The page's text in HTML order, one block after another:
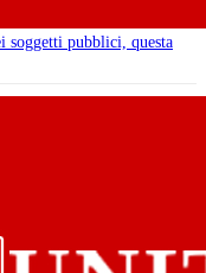
soggetti pubblici, questa